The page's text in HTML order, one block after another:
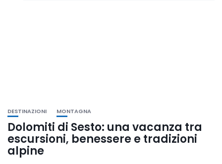
DESTINAZIONI MONTAGNA
Dolomiti di Sesto: una vacanza tra
escursioni, benessere e tradizioni
alpine